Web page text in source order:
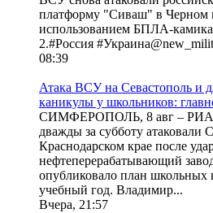
платформу "Сиваш" в Черном
использованием БПЛА-
2.#Россия
08:39
Атака ВСУ на Севастополь и
каникулы у школьников:
СИМФЕРОПОЛЬ, 8 авг –
дважды за субботу атаковали
Краснодарском крае после
нефтеперерабатывающий
опубликовало план школьных
учебный год. Владимир...
Вчера, 21:57